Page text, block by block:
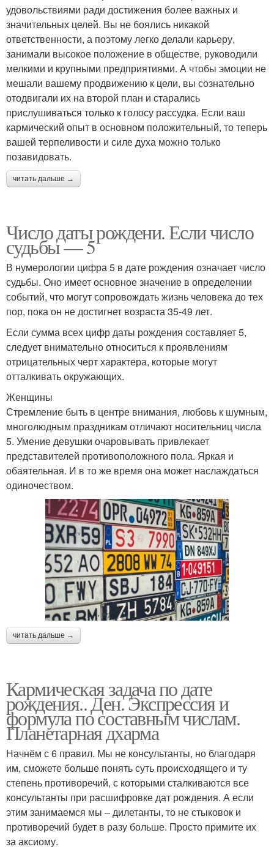
удовольствиями ради достижения более важных и
значительных целей. Вы не боялись никакой
ответственности, а поэтому легко делали карьеру,
занимали высокое положение в обществе, руководили
мелкими и крупными предприятиями. А чтобы эмоции не
мешали вашему продвижению к цели, вы сознательно
отодвигали их на второй план и старались
прислушиваться только к голосу рассудка. Если ваш
кармический опыт в основном положительный, то теперь
вашей терпеливости и силе духа можно только
позавидовать.
читать дальше →
Число даты рождени. Если число
судьбы — 5
В нумерологии цифра 5 в дате рождения означает число
судьбы. Оно имеет основное значение в определении
событий, что могут сопровождать жизнь человека до тех
пор, пока он не достигнет возраста 35-49 лет.
Если сумма всех цифр даты рождения составляет 5,
следует внимательно относиться к проявлениям
отрицательных черт характера, которые могут
отталкивать окружающих.
Женщины
Стремление быть в центре внимания, любовь к шумным,
многолюдным праздникам отличают носительниц числа
5. Умение девушки очаровывать привлекает
представителей противоположного пола. Яркая и
обаятельная. И в то же время она может наслаждаться
одиночеством.
читать дальше →
Кармическая задача по дате
рождения.. Ден. Экспрессия и
формула по составным числам.
Планетарная дхарма
Начнём с 6 правил. Мы не консультанты, но благодаря
им, сможете больше понять суть происходящего и ту
степень противоречий, с которыми сталкиваются все
консультанты при расшифровке дат рождения. А если
этим занимаемся мы – дилетанты, то не стыковок и
противоречий будет в разу больше. Просто примите их
за аксиому.